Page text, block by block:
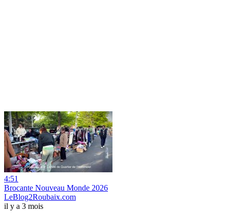
4:51
Brocante Nouveau Monde 2026
LeBlog2Roubaix.com
il y a 3 mois